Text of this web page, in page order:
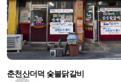
춘천산더덕 숯불닭갈비